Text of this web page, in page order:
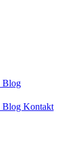
Blog
Blog Kontakt